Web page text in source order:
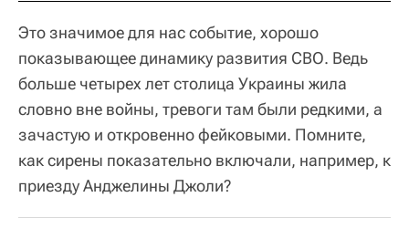
Это значимое для нас событие, хорошо
показывающее динамику развития СВО. Ведь
больше четырех лет столица Украины жила
словно вне войны, тревоги там были редкими, а
зачастую и откровенно фейковыми. Помните,
как сирены показательно включали, например, к
приезду Анджелины Джоли?